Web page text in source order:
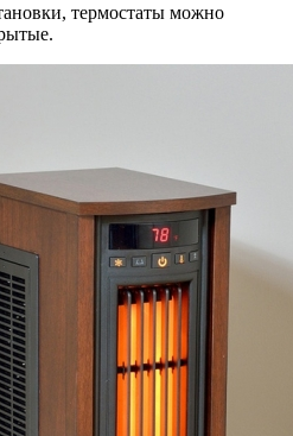
термостаты можно